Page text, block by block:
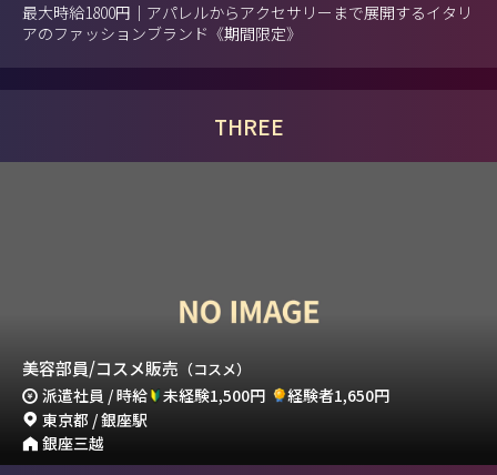
最大時給1800円｜アパレルからアクセサリーまで展開するイタリ
アのファッションブランド《期間限定》
THREE
美容部員/コスメ販売 （コスメ）
派遣社員 / 時給 未経験1,500円
経験者1,650円
東京都 / 銀座駅
銀座三越